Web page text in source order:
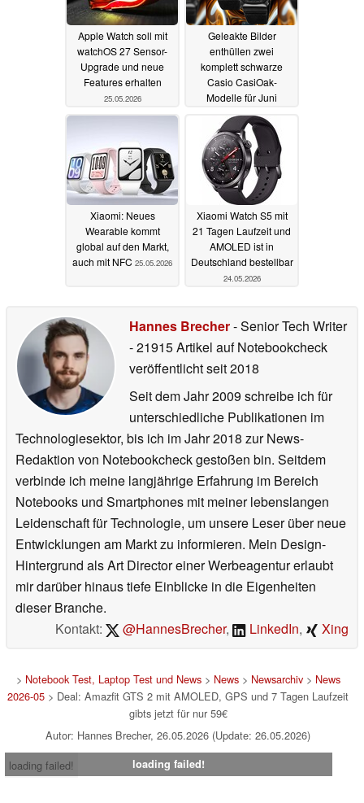
Apple Watch soll mit
watchOS 27 Sensor-
Upgrade und neue
Features erhalten
25.05.2026
Geleakte Bilder
enthüllen zwei
komplett schwarze
Casio CasiOak-
Modelle für Juni
25.05.2026
Xiaomi: Neues
Wearable kommt
global auf den Markt,
auch mit NFC 25.05.2026
Xiaomi Watch S5 mit
21 Tagen Laufzeit und
AMOLED ist in
Deutschland bestellbar
24.05.2026
Hannes Brecher- Senior Tech Writer
- 21915 Artikel auf Notebookcheck
veröffentlichtseit 2018
Seit dem Jahr 2009 schreibe ich für
unterschiedliche Publikationen im
Technologiesektor, bis ich im Jahr 2018 zur News-
Redaktion von Notebookcheck gestoßen bin. Seitdem
verbinde ich meine langjährige Erfahrung im Bereich
Notebooks und Smartphones mit meiner lebenslangen
Leidenschaft für Technologie, um unsere Leser über neue
Entwicklungen am Markt zu informieren. Mein Design-
Hintergrund als Art Director einer Werbeagentur erlaubt
mir darüber hinaus tiefe Einblicke in die Eigenheiten
dieser Branche.
Kontakt:
@HannesBrecher, LinkedIn, Xing
> Notebook Test, Laptop Test und News> News> Newsarchiv> News
2026-05 > Deal: Amazfit GTS 2 mit AMOLED, GPS und 7 Tagen Laufzeit
gibts jetzt für nur 59€
Autor: Hannes Brecher, 26.05.2026 (Update: 26.05.2026)
loading failed!
loading failed!